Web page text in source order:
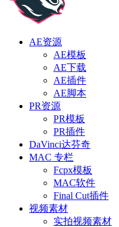
AE资源
AE模板
AE下载
AE插件
AE脚本
PR资源
PR模板
PR插件
DaVinci达芬奇
MAC 专栏
Fcpx模板
MAC软件
Final Cut插件
视频素材
实拍视频素材